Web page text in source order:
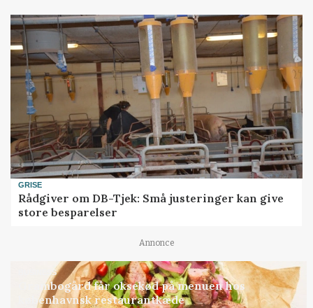
GRISE
Rådgiver om DB-Tjek: Små justeringer kan give
store besparelser
Annonce
BUSINESS
Grambogård får oksekød på menuen hos
københavnsk restaurantkæde